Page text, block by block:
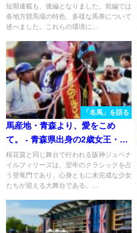
短期連載も、後編となりました。前編では
各地方競馬場の特色、多様な馬券について
述べました。これらの環境に...
「名馬」を語る
馬産地・青森より、愛をこめ
て。 - 青森県出身の2歳女王・タ
ムロチェリー
桜花賞と同じ舞台で行われる阪神ジュベナ
イルフィリーズは、翌年のクラシックを占
う登竜門であり、心身ともに未完成な少女
たちが迎える大舞台である。...